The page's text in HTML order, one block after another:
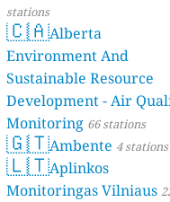
stations
🇨🇦Alberta
Environment And
Sustainable Resource
Development - Air
Monitoring 66 stations
🇬🇹Ambente 4 stations
🇱🇹Aplinkos
Monitoringas Vilniaus